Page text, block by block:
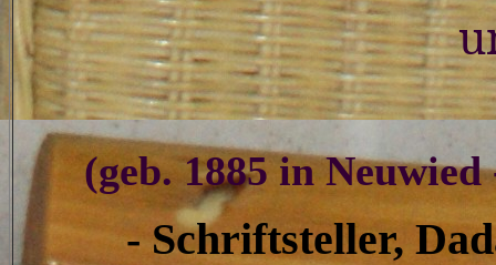
(geb. 1885 in Neuwied
- Schriftsteller,